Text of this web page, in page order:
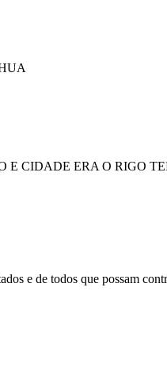
CIDADE ERA O RIGO
e de todos que possam